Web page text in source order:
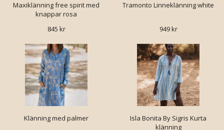
Maxiklänning free spirit med
knappar rosa
845 kr
Tramonto Linneklänning white
949 kr
Klänning med palmer
Isla Bonita By Sigris Kurta
klänning